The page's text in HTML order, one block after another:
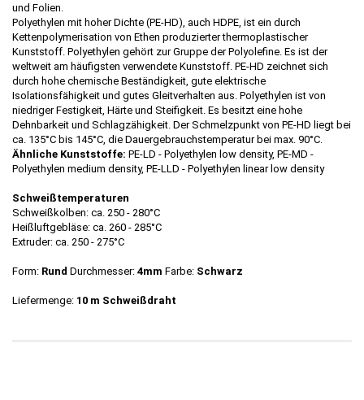
und Folien.
Polyethylen mit hoher Dichte (PE-HD), auch HDPE, ist ein durch
Kettenpolymerisation von Ethen produzierter thermoplastischer
Kunststoff. Polyethylen gehört zur Gruppe der Polyolefine. Es ist der
weltweit am häufigsten verwendete Kunststoff. PE-HD zeichnet sich
durch hohe chemische Beständigkeit, gute elektrische
Isolationsfähigkeit und gutes Gleitverhalten aus. Polyethylen ist von
niedriger Festigkeit, Härte und Steifigkeit. Es besitzt eine hohe
Dehnbarkeit und Schlagzähigkeit. Der Schmelzpunkt von PE-HD liegt bei
ca. 135°C bis 145°C, die Dauergebrauchstemperatur bei max. 90°C.
Ähnliche Kunststoffe: PE-LD - Polyethylen low density, PE-MD -
Polyethylen medium density, PE-LLD - Polyethylen linear low density
Schweißtemperaturen
Schweißkolben: ca. 250 - 280°C
Heißluftgebläse: ca. 260 - 285°C
Extruder: ca. 250 - 275°C
Form: Rund Durchmesser: 4mm Farbe: Schwarz
Liefermenge: 10 m Schweißdraht